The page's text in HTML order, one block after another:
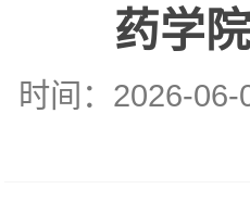
药学
时间：2026-06-